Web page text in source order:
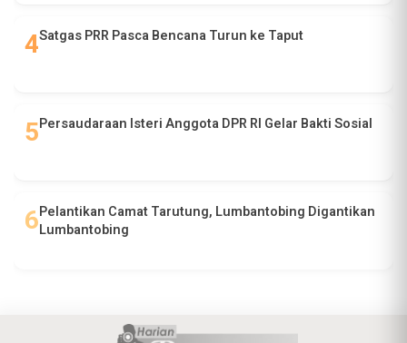
Satgas PRR Pasca Bencana Turun ke Taput
Persaudaraan Isteri Anggota DPR RI Gelar Bakti Sosial
Pelantikan Camat Tarutung, Lumbantobing Digantikan
Lumbantobing